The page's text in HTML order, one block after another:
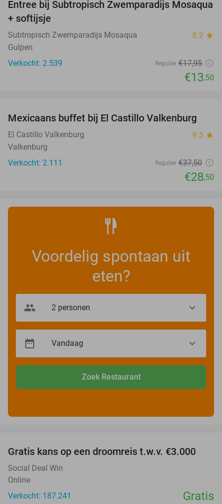
25%
Entree bij Subtropisch Zwemparadijs Mosaqua
+ softijsje
Subtropisch Zwemparadijs Mosaqua 8.2 star
Gulpen
Verkocht: 2.539
Regulier €17,95
€13,50
24%
Mexicaans buffet bij El Castillo Valkenburg
El Castillo Valkenburg 9.5 star
Valkenburg
Verkocht: 2.111
Regulier €37,50
€28,50
Voordelig spontaan uit
eten?
Zoek Restaurant
Gratis kans op een droomreis t.w.v. €3.000
Social Deal Win
Online
Verkocht: 187.241
Gratis